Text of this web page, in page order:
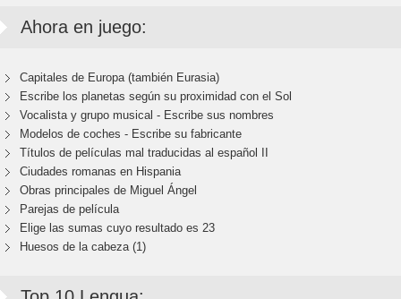
Ahora en juego:
Capitales de Europa (también Eurasia)
Escribe los planetas según su proximidad con el Sol
Vocalista y grupo musical - Escribe sus nombres
Modelos de coches - Escribe su fabricante
Títulos de películas mal traducidas al español II
Ciudades romanas en Hispania
Obras principales de Miguel Ángel
Parejas de película
Elige las sumas cuyo resultado es 23
Huesos de la cabeza (1)